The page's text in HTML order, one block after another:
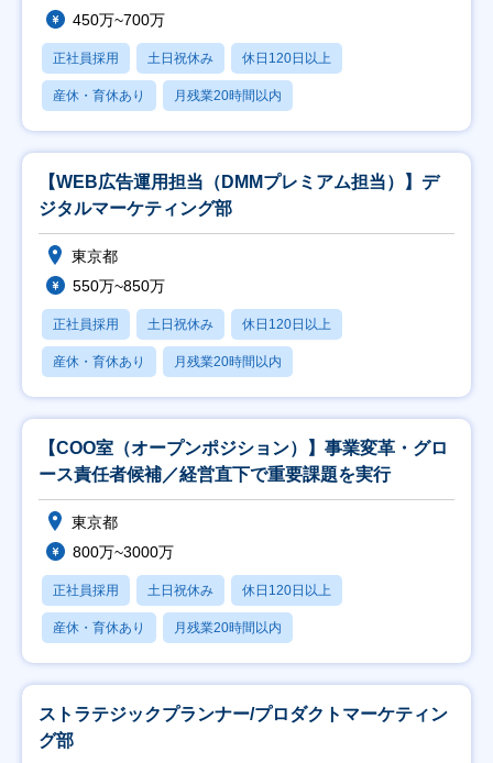
450万~700万
正社員採用 土日祝休み 休日120日以上
産休・育休あり 月残業20時間以内
【WEB広告運用担当（DMMプレミアム担当）】デ
ジタルマーケティング部
東京都
550万~850万
正社員採用 土日祝休み 休日120日以上
産休・育休あり 月残業20時間以内
【COO室（オープンポジション）】事業変革・グロ
ース責任者候補／経営直下で重要課題を実行
東京都
800万~3000万
正社員採用 土日祝休み 休日120日以上
産休・育休あり 月残業20時間以内
ストラテジックプランナー/プロダクトマーケティン
グ部